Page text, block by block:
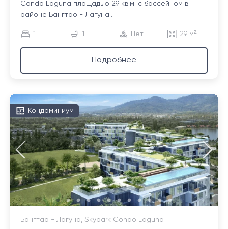
Condo Laguna площадью 29 кв.м. с бассейном в
районе Бангтао - Лагуна...
1 1 Нет 29 м²
Подробнее
Кондоминиум
Бангтао - Лагуна, Skypark Condo Laguna